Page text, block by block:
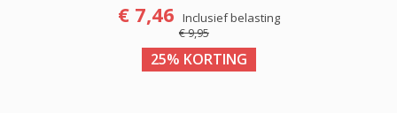
€ 7,46 Inclusief belasting
€ 9,95
25% KORTING